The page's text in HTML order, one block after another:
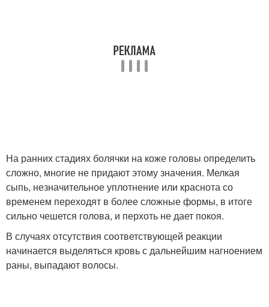
На ранних стадиях болячки на коже головы определить
сложно, многие не придают этому значения. Мелкая
сыпь, незначительное уплотнение или краснота со
временем переходят в более сложные формы, в итоге
сильно чешется голова, и перхоть не дает покоя.
В случаях отсутствия соответствующей реакции
начинается выделяться кровь с дальнейшим нагноением
раны, выпадают волосы.